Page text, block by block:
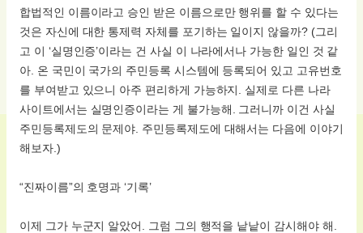
합법적인 이름이라고 승인 받은 이름으로만 행위를 할 수 있다는
것은 자신에 대한 통제력 자체를 포기하는 일이지 않을까? (그리
고 이 ‘실명인증’이라는 건 사실 이 나라에서나 가능한 일인 것 같
아. 온 국민이 국가의 주민등록 시스템에 등록되어 있고 고유번호
를 부여받고 있으니 아주 편리하게 가능하지. 실제로 다른 나라
사이트에서는 실명인증이라는 게 불가능해. 그러니까 이건 사실
주민등록제도의 문제야. 주민등록제도에 대해서는 다음에 이야기
해보자.)
“진짜이름”의 호명과 ‘기록’
이제 그가 누군지 알았어. 그럼 그의 행적을 낱낱이 감시해야 해.